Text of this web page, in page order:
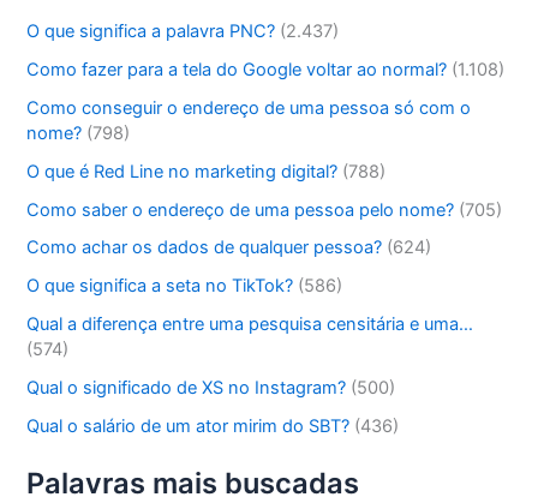
O que significa a palavra PNC? (2.437)
Como fazer para a tela do Google voltar ao normal? (1.108)
Como conseguir o endereço de uma pessoa só com o
nome? (798)
O que é Red Line no marketing digital? (788)
Como saber o endereço de uma pessoa pelo nome? (705)
Como achar os dados de qualquer pessoa? (624)
O que significa a seta no TikTok? (586)
Qual a diferença entre uma pesquisa censitária e uma…
(574)
Qual o significado de XS no Instagram? (500)
Qual o salário de um ator mirim do SBT? (436)
Palavras mais buscadas